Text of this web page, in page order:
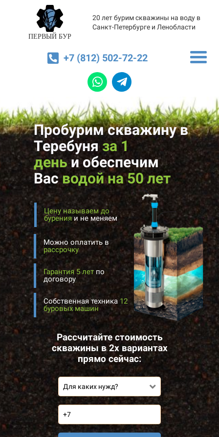
ПЕРВЫЙ БУР
20 лет бурим скважины на воду в
Санкт-Петербурге и Ленобласти
+7 (812) 502-72-22
Пробурим скважину в
Теребуняза 1
деньиобеспечим
Васводой на 50 лет
Цену называем до
буренияи не меняем
Собственная техника 12
буровых машин
Можно оплатить в
рассрочку
Рассчитайте стоимость
скважины в 2х вариантах
прямо сейчас:
Для каких нужд?
Гарантия 5 лет по
договору